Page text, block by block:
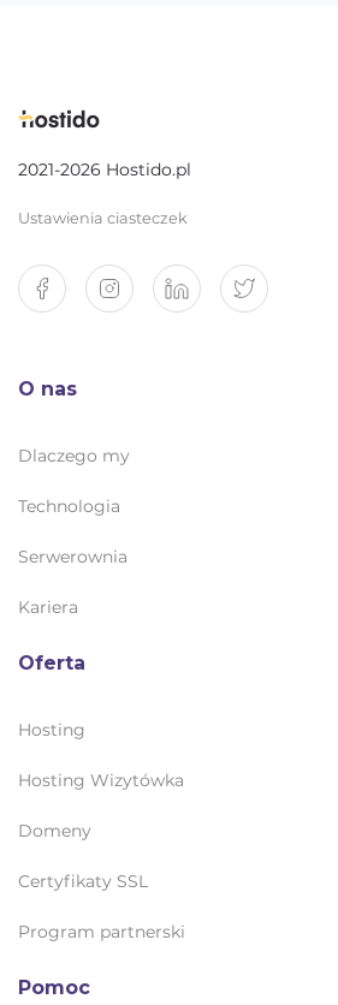
2021-2026 Hostido.pl
Ustawienia ciasteczek
O nas
Dlaczego my
Technologia
Serwerownia
Kariera
Oferta
Hosting
Hosting Wizytówka
Domeny
Certyfikaty SSL
Program partnerski
Pomoc